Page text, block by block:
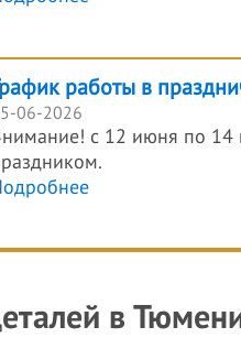
работы в
06-2026
с 12 июня по 14
в